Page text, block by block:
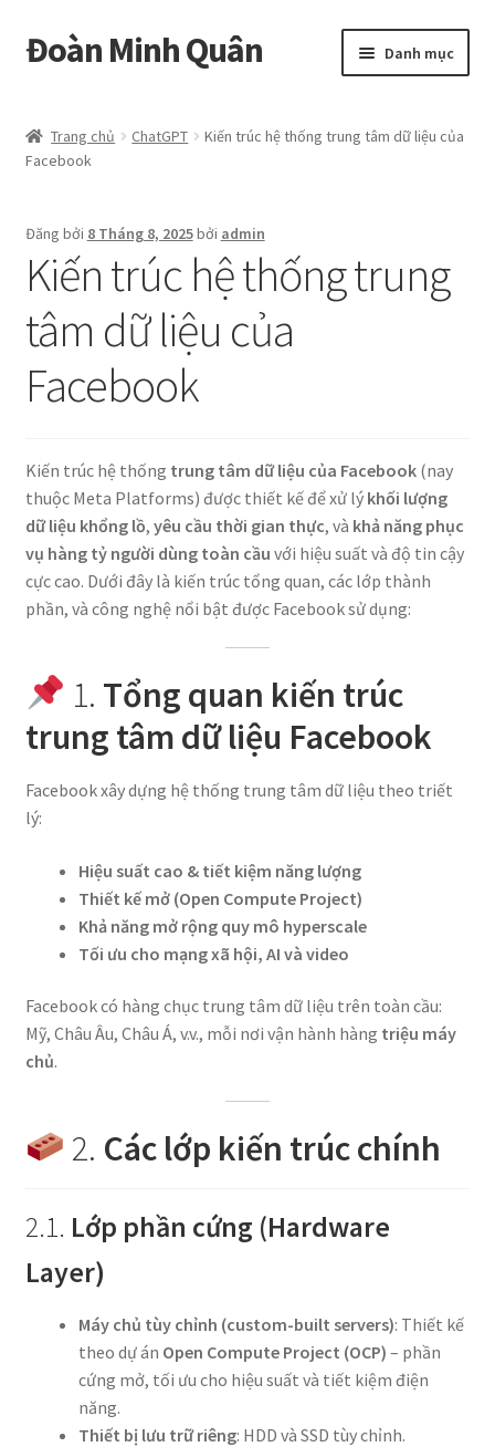
Đi
đến
hướng
Chuyển
đến
dung
Đoàn Minh Quân Danh mục
Curriculum Vitae
Cửa hàng
Hồ sơ năng lực
Liên hệ
Album
con
Trang chủ ChatGPT
Kiến trúc hệ thống trung tâm dữ liệu của
Facebook
Đăng bởi 8 Tháng 8, 2025bởi admin
Kiến trúc hệ thống trung
tâm dữ liệu của
Facebook
Kiến trúc hệ thống trung tâm dữ liệu của Facebook(nay
thuộc Meta Platforms) được thiết kế để xử lý khối lượng
dữ liệu khổng lồ, yêu cầu thời gian thực, và khả năng phục
vụ hàng tỷ người dùng toàn cầu với hiệu suất và độ tin cậy
cực cao. Dưới đây là kiến trúc tổng quan, các lớp thành
phần, và công nghệ nổi bật được Facebook sử dụng:
1. Tổng quan kiến trúc
trung tâm dữ liệu Facebook
Facebook xây dựng hệ thống trung tâm dữ liệu theo triết
lý:
Hiệu suất cao & tiết kiệm năng lượng
Thiết kế mở (Open Compute Project)
Khả năng mở rộng quy mô hyperscale
Tối ưu cho mạng xã hội, AI và video
Facebook có hàng chục trung tâm dữ liệu trên toàn cầu:
Mỹ, Châu Âu, Châu Á, v.v., mỗi nơi vận hành hàng triệu máy
chủ.
2. Các lớp kiến trúc chính
2.1. Lớp phần cứng (Hardware
Layer)
Máy chủ tùy chỉnh (custom-built servers): Thiết kế
theo dự án Open Compute Project (OCP) – phần
cứng mở, tối ưu cho hiệu suất và tiết kiệm điện
năng.
Thiết bị lưu trữ riêng: HDD và SSD tùy chỉnh.